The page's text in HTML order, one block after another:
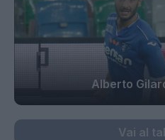
Alberto
Vai al